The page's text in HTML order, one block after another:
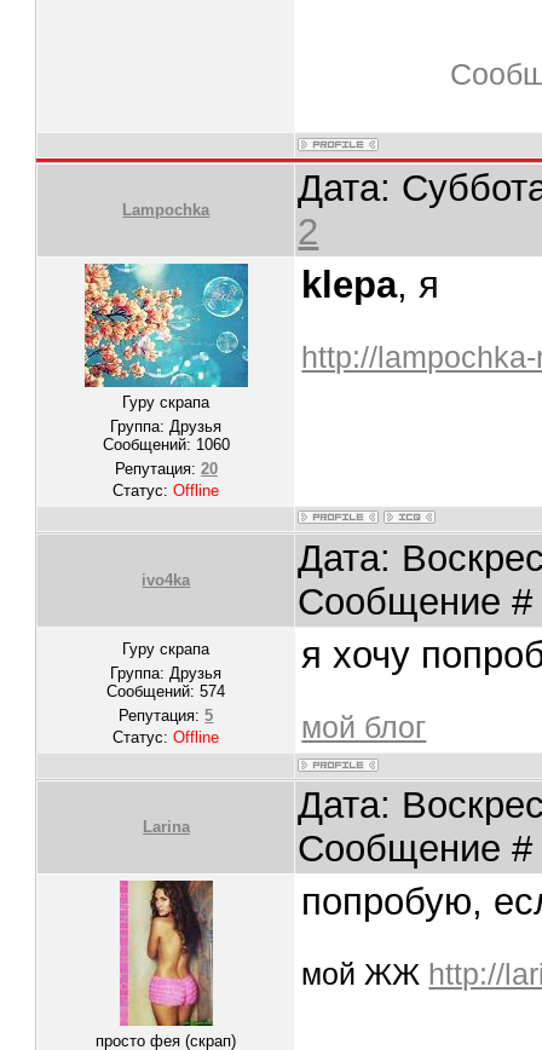
Lampochka
Дата:
2
Гуру скрапа
Группа: Друзья
Сообщений: 1060
Репутация: 20
Статус:Offline
klepa, я
http://
ivo4ka
Дата:
Сообщение
Гуру скрапа
Группа: Друзья
Сообщений:574
Репутация:5
Статус:Offline
я хочу
мой блог
Larina
Дата:
Сообщение
просто фея (скрап)
попробую,
мой ЖЖ http://